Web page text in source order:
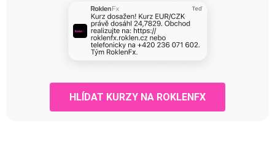
HLÍDAT KURZY NA ROKLENFX